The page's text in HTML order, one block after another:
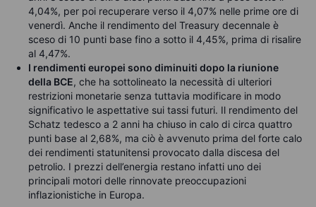
4,04%, per poi recuperare verso il 4,07% nelle prime ore di
venerdì. Anche il rendimento del Treasury decennale è
sceso di 10 punti base fino a sotto il 4,45%, prima di risalire
al 4,47%.
I rendimenti europei sono diminuiti dopo la riunione
della BCE, che ha sottolineato la necessità di ulteriori
restrizioni monetarie senza tuttavia modificare in modo
significativo le aspettative sui tassi futuri. Il rendimento del
Schatz tedesco a 2 anni ha chiuso in calo di circa quattro
punti base al 2,68%, ma ciò è avvenuto prima del forte calo
dei rendimenti statunitensi provocato dalla discesa del
petrolio. I prezzi dell’energia restano infatti uno dei
principali motori delle rinnovate preoccupazioni
inflazionistiche in Europa.